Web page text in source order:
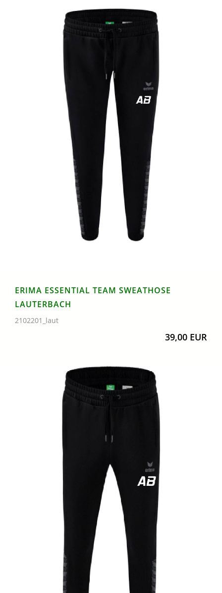
ERIMA ESSENTIAL TEAM SWEATHOSE
LAUTERBACH
2102201_laut
39,00 EUR